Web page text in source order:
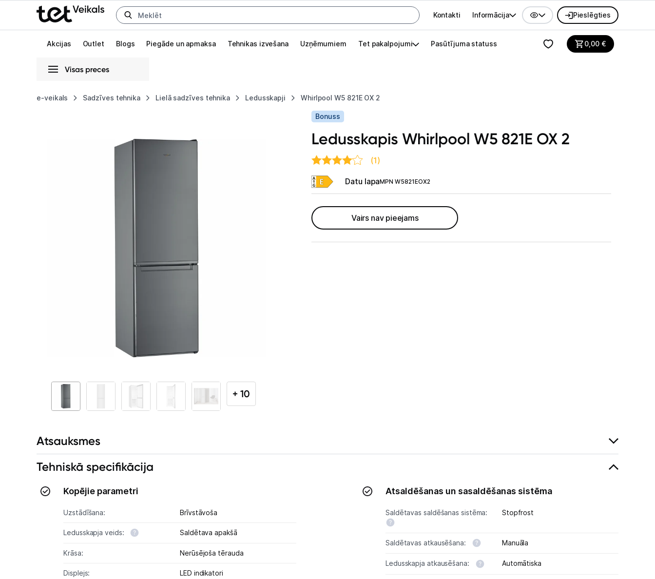
Uz kategorijam Uz galveno saturu
Galvenes izvēlne
Kontakti Informācija Pieslēgties
Akcijas Outlet Blogs Piegāde un apmaksa Tehnikas izvešana Uzņēmumiem Tet pakalpojumi Pasūtījuma statuss 0,00€
Visas preces
e-veikals Sadzīves tehnika Lielā sadzīves tehnika Ledusskapji Whirlpool W5 821E OX 2
Pieslēgties
Telefoni, planšetdatori
Veļas mašīnas
Globāls iestatījums animāciju aktivizēšanai vai deaktivizēšanai visā lapā.
+ 10
Bonuss
Ledusskapis Whirlpool W5 821E OX 2
(1)
Datu lapaMPN W5821EOX2
Vairs nav pieejams
Atsauksmes
Tehniskā specifikācija
Kopējie parametri
Uzstādīšana: Brīvstāvoša
Ledusskapja veids: Saldētava apakšā
Krāsa: Nerūsējoša tērauda
Displejs: LED indikatori
Atsaldēšanas un sasaldēšanas sistēma
Saldētavas saldēšanas sistēma: Stopfrost
Saldētavas atkausēšana: Manuāla
Ledusskapja atkausēšana: Automātiska